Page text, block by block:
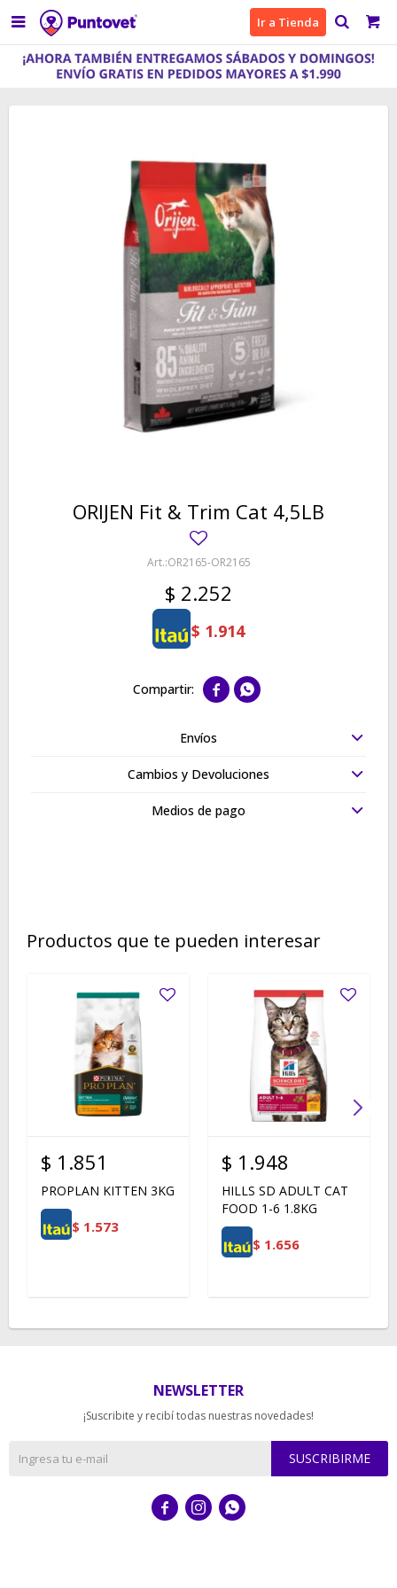
 Ir a Tienda
ORIJEN Fit & Trim Cat 4,5LB
OR2165-OR2165
$ 2.252
$ 1.914
 
Envíos
Cambios y Devoluciones
Medios de pago
Productos que te pueden interesar
$ 1.851
PROPLAN KITTEN 3KG
$ 1.573
$ 1.948
HILLS SD ADULT CAT
FOOD 1-6 1.8KG
$ 1.656
NEWSLETTER
¡Suscribite y recibí todas nuestras novedades!
SUSCRIBIRME
  